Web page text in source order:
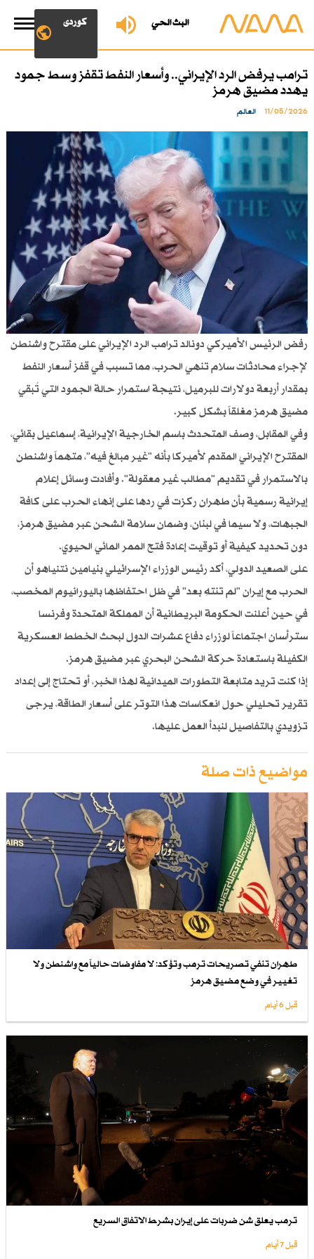
البث الحي کوردی
ترامب يرفض الرد الإيراني.. وأسعار النفط تقفز وسط جمود
يهدد مضيق هرمز
11/05/2026 العالم
رفض الرئيس الأميركي دونالد ترامب الرد الإيراني على مقترح واشنطن
لإجراء محادثات سلام تنهي الحرب، مما تسبب في قفز أسعار النفط
بمقدار أربعة دولارات للبرميل، نتيجة استمرار حالة الجمود التي تُبقي
مضيق هرمز مغلقاً بشكل كبير.
وفي المقابل، وصف المتحدث باسم الخارجية الإيرانية، إسماعيل بقائي،
المقترح الإيراني المقدم لأميركا بأنه "غير مبالغ فيه"، متهماً واشنطن
بالاستمرار في تقديم "مطالب غير معقولة". وأفادت وسائل إعلام
إيرانية رسمية بأن طهران ركزت في ردها على إنهاء الحرب على كافة
الجبهات، ولا سيما في لبنان، وضمان سلامة الشحن عبر مضيق هرمز،
دون تحديد كيفية أو توقيت إعادة فتح الممر المائي الحيوي.
على الصعيد الدولي، أكد رئيس الوزراء الإسرائيلي بنيامين نتنياهو أن
الحرب مع إيران "لم تنتهِ بعد" في ظل احتفاظها باليورانيوم المخصب،
في حين أعلنت الحكومة البريطانية أن المملكة المتحدة وفرنسا
سترأسان اجتماعاً لوزراء دفاع عشرات الدول لبحث الخطط العسكرية
الكفيلة باستعادة حركة الشحن البحري عبر مضيق هرمز.
إذا كنت تريد متابعة التطورات الميدانية لهذا الخبر، أو تحتاج إلى إعداد
تقرير تحليلي حول انعكاسات هذا التوتر على أسعار الطاقة، يرجى
تزويدي بالتفاصيل لنبدأ العمل عليها.
مواضيع ذات صلة
طهران تنفي تصريحات ترمب وتؤكد: لا مفاوضات حالياً مع واشنطن ولا
تغيير في وضع مضيق هرمز
قبل 6 أيام
ترمب يعلق شن ضربات على إيران بشرط الاتفاق السريع
قبل 7 أيام